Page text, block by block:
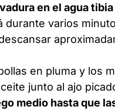
en el agua tibia
durante varios
en pluma y los
junto al ajo
medio hasta que